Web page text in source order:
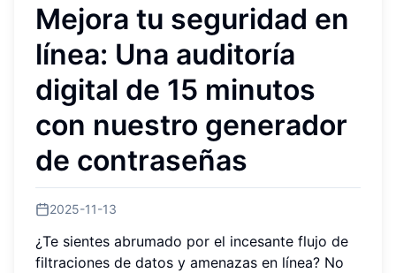
Mejora tu seguridad en
línea: Una auditoría
digital de 15 minutos
con nuestro generador
de contraseñas
2025-11-13
¿Te sientes abrumado por el incesante flujo de
filtraciones de datos y amenazas en línea? No